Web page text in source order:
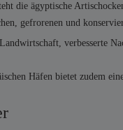
die ägyptische
gefrorenen und
verbesserte
Häfen bietet zudem